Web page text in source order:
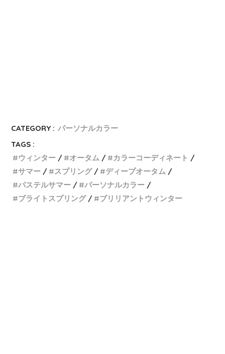
CATEGORY : パーソナルカラー
TAGS :
ウィンター
オータム
カラーコーディネート
サマー
スプリング
ディープオータム
パステルサマー
パーソナルカラー
ブライトスプリング
ブリリアントウィンター